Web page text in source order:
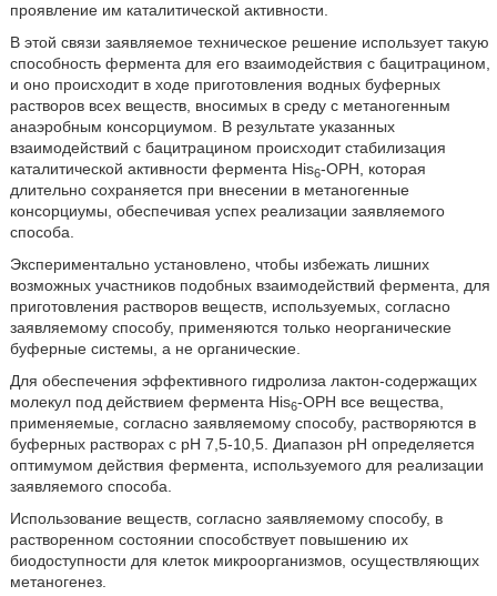
проявление им каталитической активности.
В этой связи заявляемое техническое решение использует такую
способность фермента для его взаимодействия с бацитрацином,
и оно происходит в ходе приготовления водных буферных
растворов всех веществ, вносимых в среду с метаногенным
анаэробным консорциумом. В результате указанных
взаимодействий с бацитрацином происходит стабилизация
каталитической активности фермента His6-OPH, которая
длительно сохраняется при внесении в метаногенные
консорциумы, обеспечивая успех реализации заявляемого
способа.
Экспериментально установлено, чтобы избежать лишних
возможных участников подобных взаимодействий фермента, для
приготовления растворов веществ, используемых, согласно
заявляемому способу, применяются только неорганические
буферные системы, а не органические.
Для обеспечения эффективного гидролиза лактон-содержащих
молекул под действием фермента His6-OPH все вещества,
применяемые, согласно заявляемому способу, растворяются в
буферных растворах с рН 7,5-10,5. Диапазон рН определяется
оптимумом действия фермента, используемого для реализации
заявляемого способа.
Использование веществ, согласно заявляемому способу, в
растворенном состоянии способствует повышению их
биодоступности для клеток микроорганизмов, осуществляющих
метаногенез.